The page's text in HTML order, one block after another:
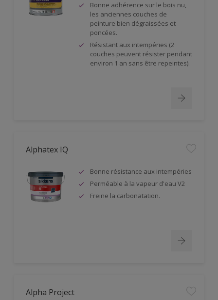
Bonne adhérence sur le bois nu,
les anciennes couches de
peinture bien dégraissées et
poncées.
Résistant aux intempéries (2
couches peuvent résister pendant
environ 1 an sans être repeintes).
Alphatex IQ
Bonne résistance aux intempéries
Perméable à la vapeur d'eau V2
Freine la carbonatation.
Alpha Project